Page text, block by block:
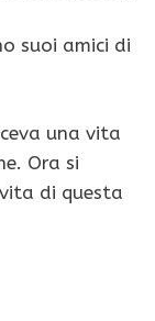
suoi amici di
una vita
Ora si
di questa